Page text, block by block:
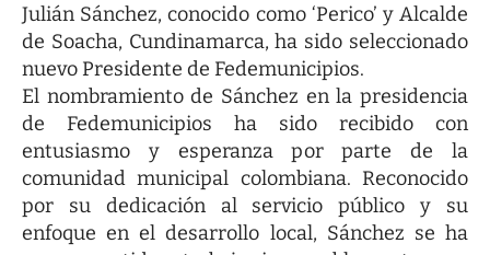
Julián Sánchez, conocido como ‘Perico’ y Alcalde
de Soacha, Cundinamarca, ha sido seleccionado
nuevo Presidente de Fedemunicipios.
El nombramiento de Sánchez en la presidencia
de Fedemunicipios ha sido recibido con
entusiasmo y esperanza por parte de la
comunidad municipal colombiana. Reconocido
por su dedicación al servicio público y su
enfoque en el desarrollo local, Sánchez se ha